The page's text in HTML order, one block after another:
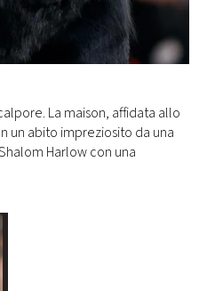
La maison, affidata allo
un abito impreziosito da una
Harlow con una